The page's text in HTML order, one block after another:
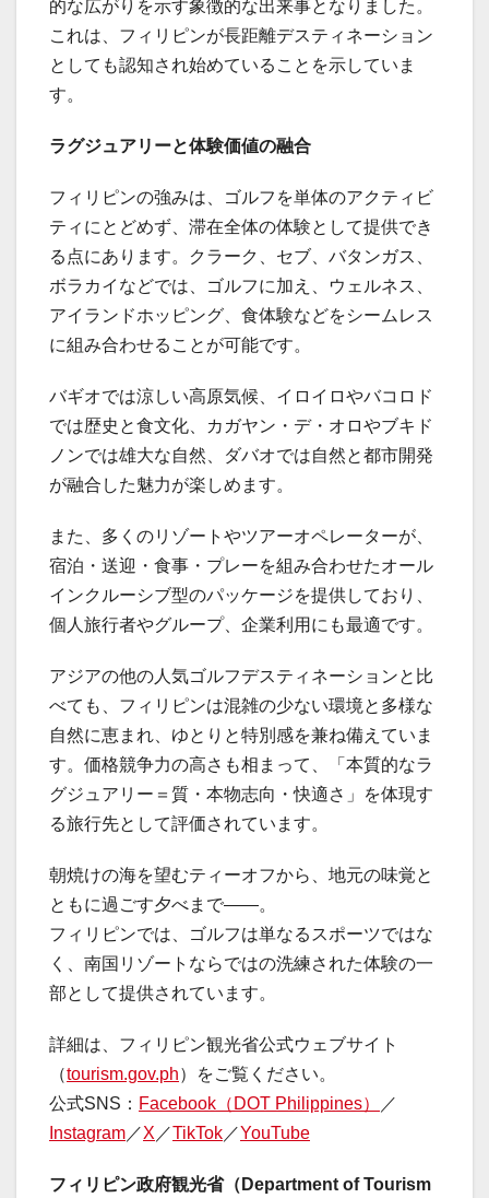
的な広がりを示す象徴的な出来事となりました。
これは、フィリピンが長距離デスティネーション
としても認知され始めていることを示していま
す。
ラグジュアリーと体験価値の融合
フィリピンの強みは、ゴルフを単体のアクティビ
ティにとどめず、滞在全体の体験として提供でき
る点にあります。クラーク、セブ、バタンガス、
ボラカイなどでは、ゴルフに加え、ウェルネス、
アイランドホッピング、食体験などをシームレス
に組み合わせることが可能です。
バギオでは涼しい高原気候、イロイロやバコロド
では歴史と食文化、カガヤン・デ・オロやブキド
ノンでは雄大な自然、ダバオでは自然と都市開発
が融合した魅力が楽しめます。
また、多くのリゾートやツアーオペレーターが、
宿泊・送迎・食事・プレーを組み合わせたオール
インクルーシブ型のパッケージを提供しており、
個人旅行者やグループ、企業利用にも最適です。
アジアの他の人気ゴルフデスティネーションと比
べても、フィリピンは混雑の少ない環境と多様な
自然に恵まれ、ゆとりと特別感を兼ね備えていま
す。価格競争力の高さも相まって、「本質的なラ
グジュアリー＝質・本物志向・快適さ」を体現す
る旅行先として評価されています。
朝焼けの海を望むティーオフから、地元の味覚と
ともに過ごす夕べまで——。
フィリピンでは、ゴルフは単なるスポーツではな
く、南国リゾートならではの洗練された体験の一
部として提供されています。
詳細は、フィリピン観光省公式ウェブサイト
（tourism.gov.ph）をご覧ください。
公式SNS： Facebook （ DOT Philippines）
／
Instagram ／X ／TikTok ／YouTube
フィリピン政府観光省（ Department of Tourism